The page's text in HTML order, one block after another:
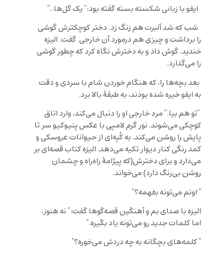
ایفو با زبانی شکسته بسته گفته بود:” یک گل‌ها..”
شب که شد آلبرت هم زنگ زد. دختر کوچکترش گوشی
را برداشت و چیزی هم درمورد آن خارجی گفت. الیزه
خندید. گوش داد و به دخترش نگاه کرد که چطور گوشی
را می‌گذارد.
بعد بچه‌ها را، که هنگام خوردن شام با سردی و دقت
به ایفو خیره شده بودند، به طبقۀ بالا برد.
“تو هم بیا.” مرد خارجی او را دنبال می‌کند، وارد اتاق
کوچکی می‌شوند. نور گرم لامپی با عکس پنیوکیو سر تا
پایش را روشن می‌کند. به کُپه‌ای از حیوانات عروسکی و
کمد رنگی کنار دیوار تکیه می‌دهد. الیزه کتاب قصه‌ای بر
می‌دارد و برای دخترش(که پیژامۀ راه‌راه و چشمان
روشن بی‌رنگ دارد) می‌خواند.
” اونم می‌تونه بفهمه؟”
الیزه با صدای بم و آهنگین قصه‌گوها گفت:” نه هنوز،
اما کلمات جدید رو می‌تونه یاد بگیره.”
” کلمه‌های بچگانه‌ به چه دردش می‌خوره؟”